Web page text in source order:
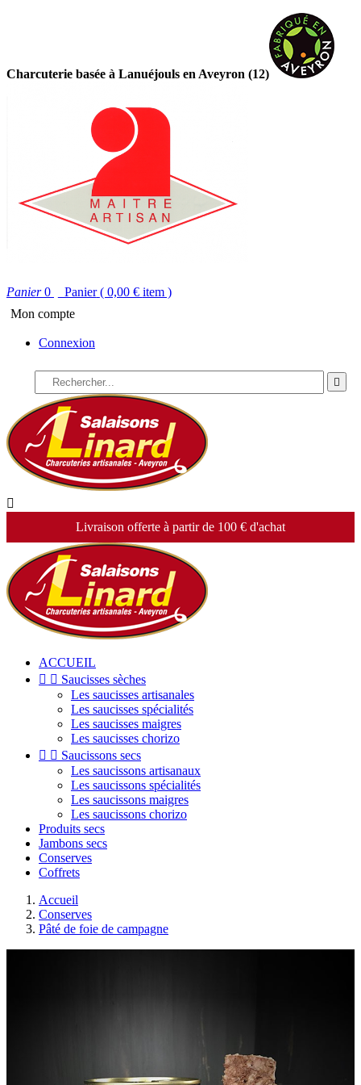
Charcuterie basée à Lanuéjouls en Aveyron (12)
Panier 0 Panier ( 0,00 € item )
Mon compte
Connexion


Livraison offerte à partir de 100 € d'achat
ACCUEIL
  Saucisses sèches
Les saucisses artisanales
Les saucisses spécialités
Les saucisses maigres
Les saucisses chorizo
  Saucissons secs
Les saucissons artisanaux
Les saucissons spécialités
Les saucissons maigres
Les saucissons chorizo
Produits secs
Jambons secs
Conserves
Coffrets
Accueil
Conserves
Pâté de foie de campagne